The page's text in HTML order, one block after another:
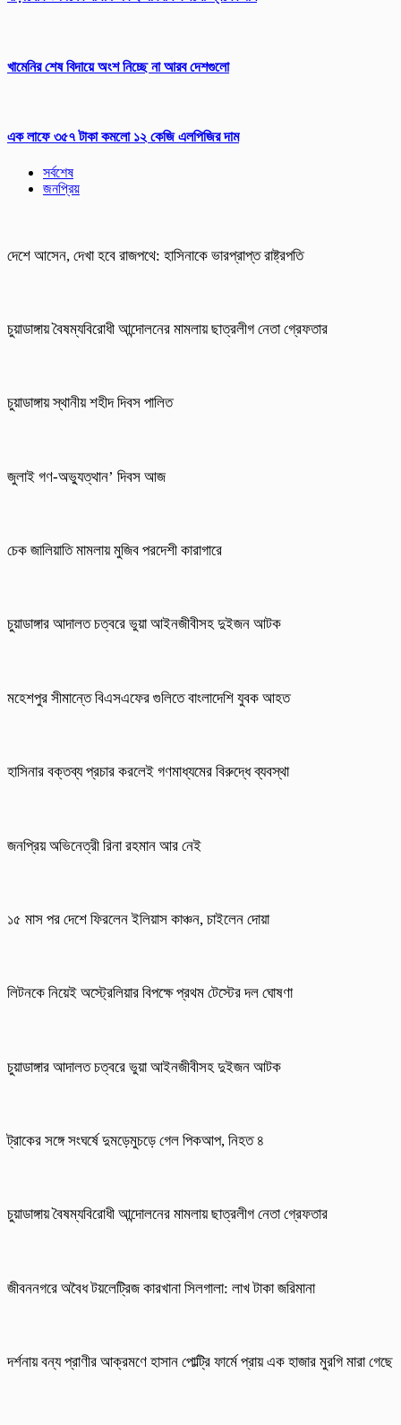
খামেনির শেষ বিদায়ে অংশ নিচ্ছে না আরব দেশগুলো
এক লাফে ৩৫৭ টাকা কমলো ১২ কেজি এলপিজির দাম
সর্বশেষ
জনপ্রিয়
দেশে আসেন, দেখা হবে রাজপথে: হাসিনাকে ভারপ্রাপ্ত রাষ্ট্রপতি
চুয়াডাঙ্গায় বৈষম্যবিরোধী আন্দোলনের মামলায় ছাত্রলীগ নেতা গ্রেফতার
চুয়াডাঙ্গায় স্থানীয় শহীদ দিবস পা‌লিত
জুলাই গণ-অভ্যুত্থান’ দিবস আজ
চেক জালিয়াতি মামলায় মুজিব পরদেশী কারাগারে
চুয়াডাঙ্গার আদালত চত্বরে ভুয়া আইনজীবীসহ দুইজন আটক
মহেশপুর সীমান্তে বিএসএফের গুলিতে বাংলাদেশি যুবক আহত
হাসিনার বক্তব্য প্রচার করলেই গণমাধ্যমের বিরুদ্ধে ব্যবস্থা
জনপ্রিয় অভিনেত্রী রিনা রহমান আর নেই
১৫ মাস পর দেশে ফিরলেন ইলিয়াস কাঞ্চন, চাইলেন দোয়া
লিটনকে নিয়েই অস্ট্রেলিয়ার বিপক্ষে প্রথম টেস্টের দল ঘোষণা
চুয়াডাঙ্গার আদালত চত্বরে ভুয়া আইনজীবীসহ দুইজন আটক
ট্রাকের সঙ্গে সংঘর্ষে দুমড়েমুচড়ে গেল পিকআপ, নিহত ৪
চুয়াডাঙ্গায় বৈষম্যবিরোধী আন্দোলনের মামলায় ছাত্রলীগ নেতা গ্রেফতার
জীবননগরে অবৈধ টয়লেট্রিজ কারখানা সিলগালা: লাখ টাকা জরিমানা
দর্শনায় বন্য প্রাণীর আক্রমণে হাসান পোল্ট্রি ফার্মে প্রায় এক হাজার মুরগি মারা গেছে